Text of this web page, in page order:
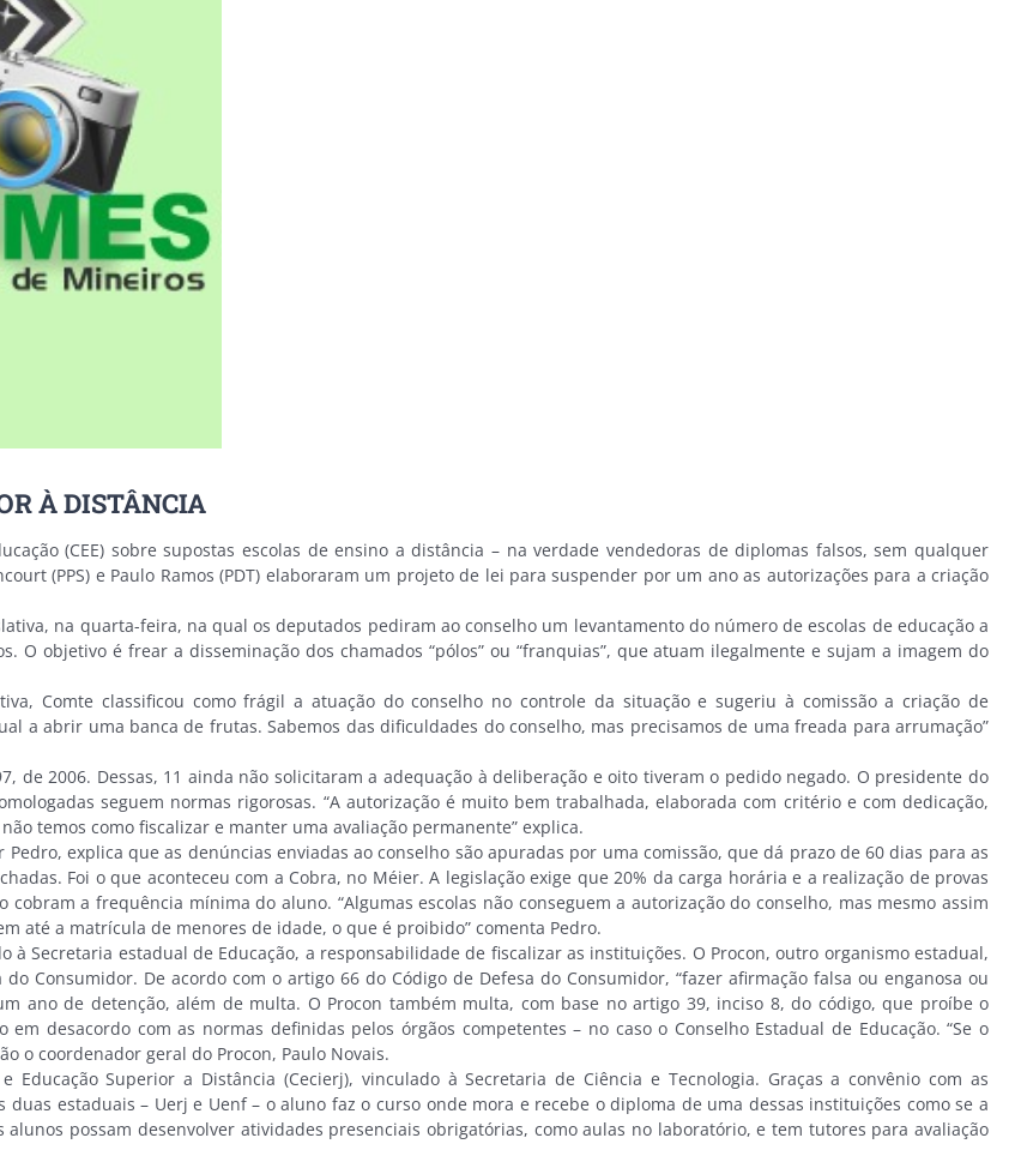
À DISTÂNCIA
(CEE) sobre supostas escolas de ensino a distância – na verdade vendedoras de diplomas falsos, sem qualquer
(PPS) e Paulo Ramos (PDT) elaboraram um projeto de lei para suspender por um ano as autorizações para a criação
na quarta-feira, na qual os deputados pediram ao conselho um levantamento do número de escolas de educação a
O objetivo é frear a disseminação dos chamados “pólos” ou “franquias”, que atuam ilegalmente e sujam a imagem do
Comte classificou como frágil a atuação do conselho no controle da situação e sugeriu à comissão a criação de
a abrir uma banca de frutas. Sabemos das dificuldades do conselho, mas precisamos de uma freada para arrumação”
2006. Dessas, 11 ainda não solicitaram a adequação à deliberação e oito tiveram o pedido negado. O presidente do
seguem normas rigorosas. “A autorização é muito bem trabalhada, elaborada com critério e com dedicação,
temos como fiscalizar e manter uma avaliação permanente” explica.
explica que as denúncias enviadas ao conselho são apuradas por uma comissão, que dá prazo de 60 dias para as
Foi o que aconteceu com a Cobra, no Méier. A legislação exige que 20% da carga horária e a realização de provas
a frequência mínima do aluno. “Algumas escolas não conseguem a autorização do conselho, mas mesmo assim
até a matrícula de menores de idade, o que é proibido” comenta Pedro.
Secretaria estadual de Educação, a responsabilidade de fiscalizar as instituições. O Procon, outro organismo estadual,
Consumidor. De acordo com o artigo 66 do Código de Defesa do Consumidor, “fazer afirmação falsa ou enganosa ou
ano de detenção, além de multa. O Procon também multa, com base no artigo 39, inciso 8, do código, que proíbe o
desacordo com as normas definidas pelos órgãos competentes – no caso o Conselho Estadual de Educação. “Se o
o coordenador geral do Procon, Paulo Novais.
Superior a Distância (Cecierj), vinculado à Secretaria de Ciência e Tecnologia. Graças a convênio com as
duas estaduais – Uerj e Uenf – o aluno faz o curso onde mora e recebe o diploma de uma dessas instituições como se a
possam desenvolver atividades presenciais obrigatórias, como aulas no laboratório, e tem tutores para avaliação